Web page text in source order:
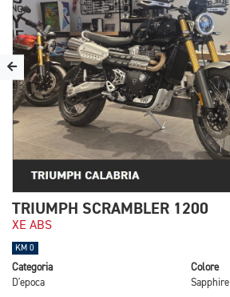
TRIUMPH SCRAMBLER 1200
XE ABS
KM 0
Categoria
D'epoca
Colore